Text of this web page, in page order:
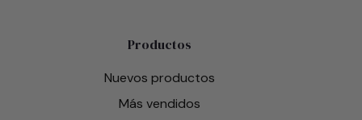
Productos
Nuevos productos
Más vendidos